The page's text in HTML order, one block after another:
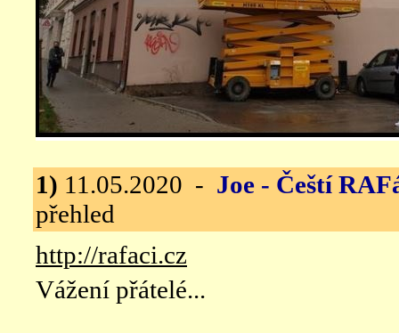
1) 11.05.2020 - Joe - Čeští
přehled
http://rafaci.cz
Vážení přátelé...